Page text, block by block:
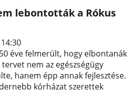
lebontották a Rókus
éve felmerült, hogy elbontanák
nem az egészségügy
hanem épp annak fejlesztése.
kórházat szerettek